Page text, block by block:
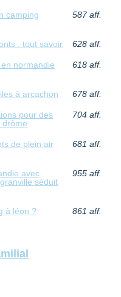
camping
587 aff.
: tout savoir 628 aff.
normandie
618 aff.
à arcachon 678 aff.
pour des
drôme
704 aff.
de plein air
681 aff.
avec
séduit
955 aff.
à léon ? 861 aff.